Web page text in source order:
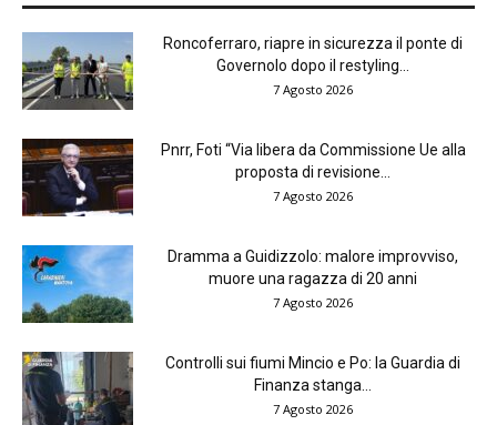
Roncoferraro, riapre in sicurezza il ponte di
Governolo dopo il restyling...
7 Agosto 2026
Pnrr, Foti “Via libera da Commissione Ue alla
proposta di revisione...
7 Agosto 2026
Dramma a Guidizzolo: malore improvviso,
muore una ragazza di 20 anni
7 Agosto 2026
Controlli sui fiumi Mincio e Po: la Guardia di
Finanza stanga...
7 Agosto 2026